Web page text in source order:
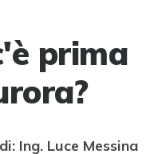
prima
Ing. Luce Messina